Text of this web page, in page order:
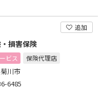
追加
損害保険
ビス 保険代理店
川市
6485